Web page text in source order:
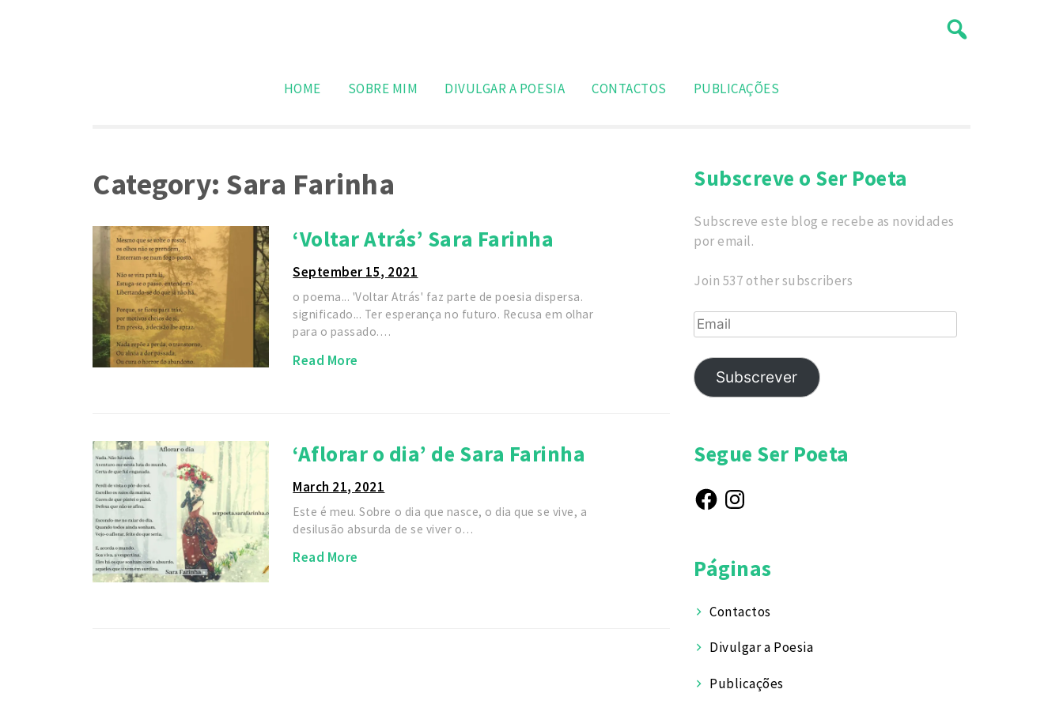
for:
HOME SOBRE MIM DIVULGAR A POESIA CONTACTOS PUBLICAÇÕES
Category: Sara Farinha
‘Voltar Atrás’ Sara Farinha
September 15, 2021
o poema... 'Voltar Atrás' faz parte de poesia dispersa.
significado... Ter esperança no futuro. Recusa em olhar
para o passado.…
Read More
‘Aflorar o dia’ de Sara Farinha
March 21, 2021
Este é meu. Sobre o dia que nasce, o dia que se vive, a
desilusão absurda de se viver o…
Read More
Subscreve o Ser Poeta
Subscreve este blog e recebe as novidades
por email.
Join 537 other subscribers
Email
Subscrever
Segue Ser Poeta
FacebookInstagram
Páginas
Contactos
Divulgar a Poesia
Publicações